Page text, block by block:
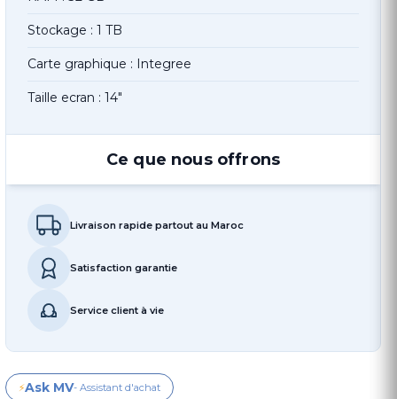
Stockage : 1 TB
Carte graphique : Integree
Taille ecran : 14"
Ce que nous offrons
Livraison rapide partout au Maroc
Satisfaction garantie
Service client à vie
⚡Ask MV- Assistant d'achat